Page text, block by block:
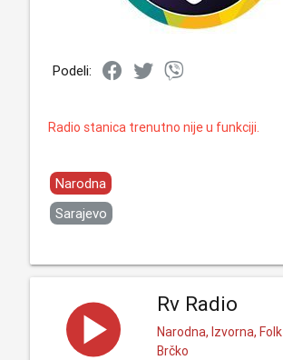
Podeli:
Radio stanica trenutno nije u funkciji.
Narodna
Sarajevo
Rv Radio
Narodna, Izvorna, Folk
Brčko